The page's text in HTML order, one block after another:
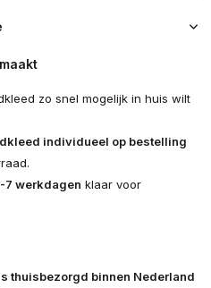
zo snel mogelijk in huis wilt
individueel op bestelling
7 werkdagen klaar voor
thuisbezorgd binnen Nederland